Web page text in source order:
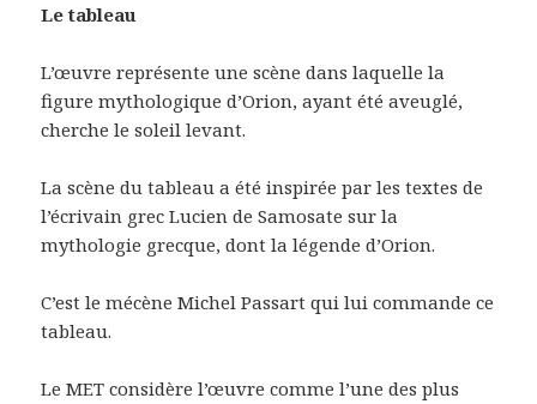
Le tableau
L’œuvre représente une scène dans laquelle la
figure mythologique d’Orion, ayant été aveuglé,
cherche le soleil levant.
La scène du tableau a été inspirée par les textes de
l’écrivain grec Lucien de Samosate sur la
mythologie grecque, dont la légende d’Orion.
C’est le mécène Michel Passart qui lui commande ce
tableau.
Le MET considère l’œuvre comme l’une des plus